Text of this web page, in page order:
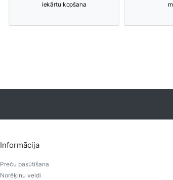
iekārtu kopšana
Informācija
Preču pasūtīšana
Norēķinu veidi